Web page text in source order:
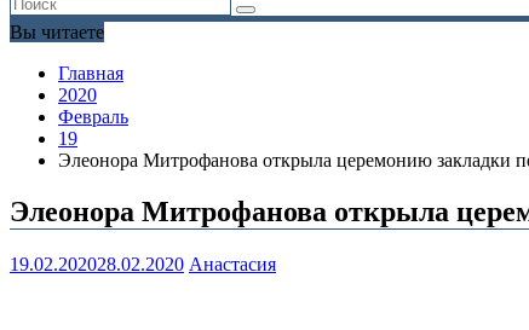
Вы читаете
Главная
2020
Февраль
19
Элеонора Митрофанова открыла церемонию закладки
Элеонора Митрофанова открыла
19.02.202028.02.2020 Анастасия